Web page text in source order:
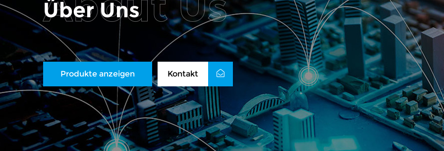
Über Uns
Produkte anzeigen Kontakt